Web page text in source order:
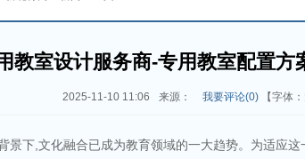
教室设计服务商-专用教室配置方
2025-11-10 11:06 来源： 我要评论(0)【字体：
景下,文化融合已成为教育领域的一大趋势。为适应